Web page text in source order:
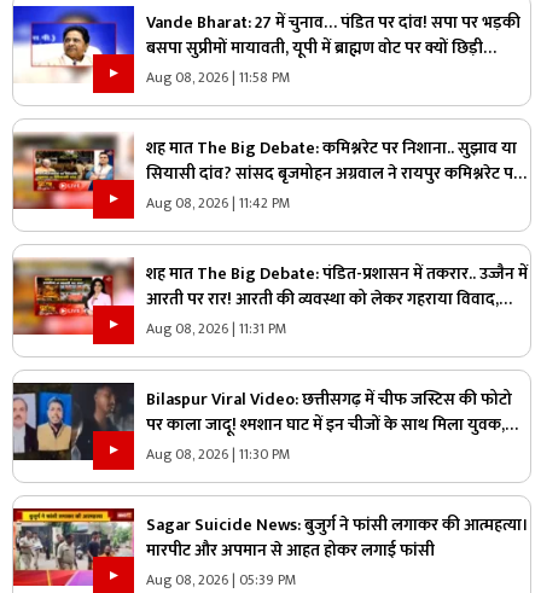
Vande Bharat: 27 में चुनाव… पंडित पर दांव! सपा पर भड़की
बसपा सुप्रीमों मायावती, यूपी में ब्राह्मण वोट पर क्यों छिड़ी
महाभारत?
Aug 08, 2026 | 11:58 PM
शह मात The Big Debate: कमिश्नरेट पर निशाना.. सुझाव या
सियासी दांव? सांसद बृजमोहन अग्रवाल ने रायपुर कमिश्नरेट पर
उठाए सवाल, क्या वाकई में सिस्टम में सुधार की है जरूरत
Aug 08, 2026 | 11:42 PM
शह मात The Big Debate: पंडित-प्रशासन में तकरार.. उज्जैन में
आरती पर रार! आरती की व्यवस्था को लेकर गहराया विवाद,
आरती के अधिकार को लेकर क्यों उग्र हुए पंडित?
Aug 08, 2026 | 11:31 PM
Bilaspur Viral Video: छत्तीसगढ़ में चीफ जस्टिस की फोटो
पर काला जादू! श्मशान घाट में इन चीजों के साथ मिला युवक,
देखिए ये पूरा वीडियो
Aug 08, 2026 | 11:30 PM
Sagar Suicide News: बुजुर्ग ने फांसी लगाकर की आत्महत्या।
मारपीट और अपमान से आहत होकर लगाई फांसी
Aug 08, 2026 | 05:39 PM